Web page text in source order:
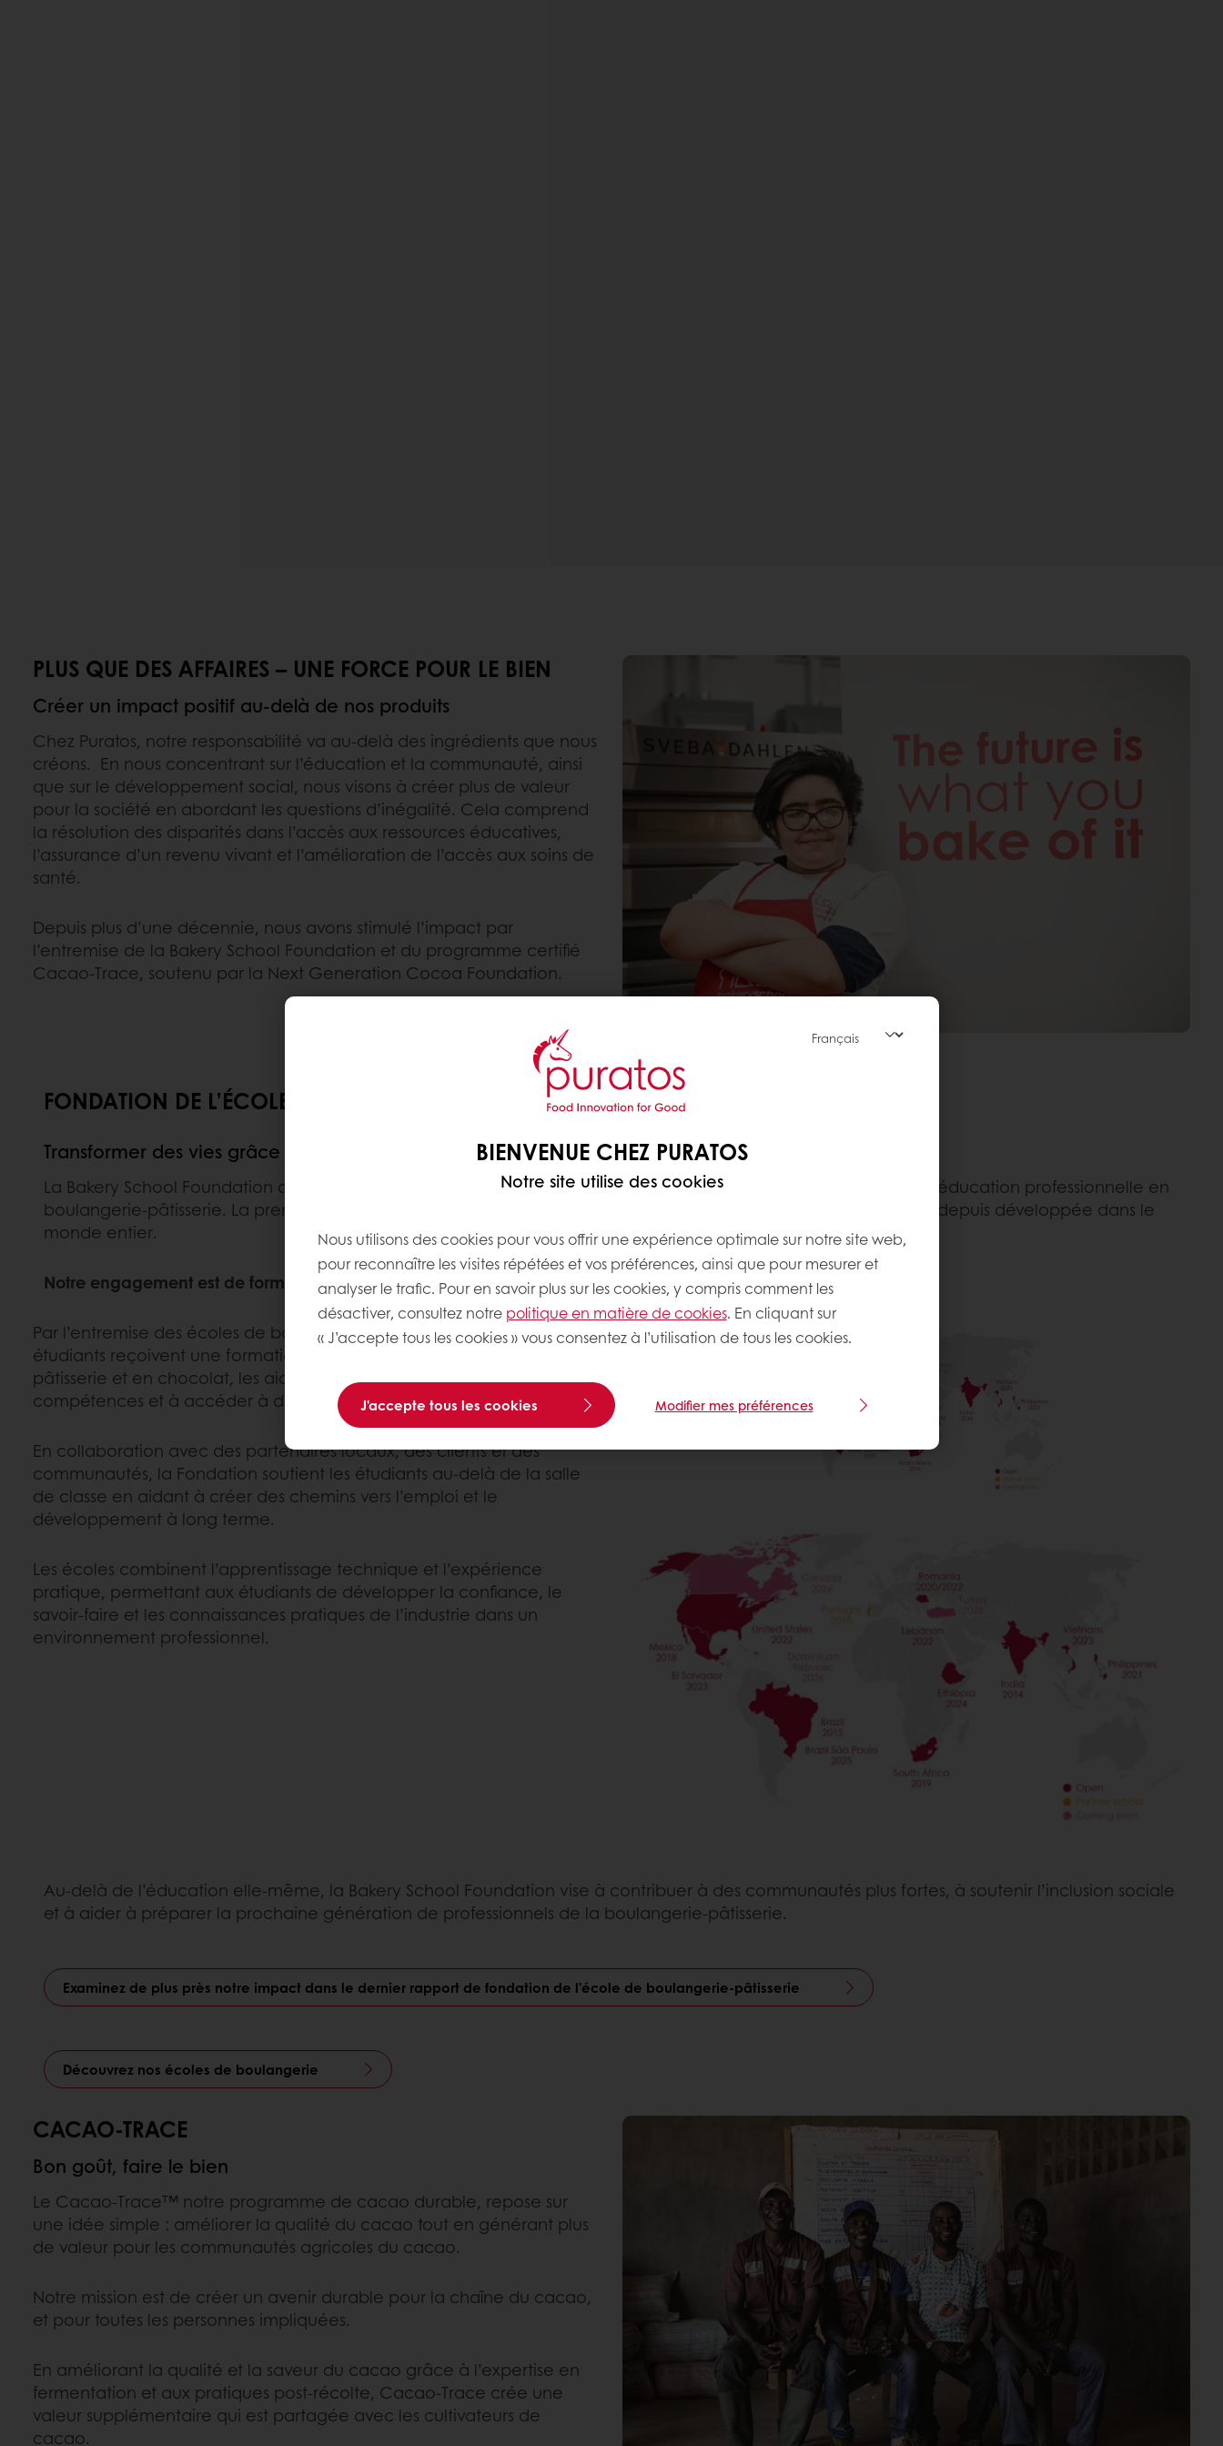
PLUS QUE DES AFFAIRES – UNE FORCE POUR LE BIEN
Créer un impact positif au-delà de nos produits
Chez Puratos, notre responsabilité va au-delà des ingrédients que nous
créons. En nous concentrant sur l’éducation et la communauté, ainsi
que sur le développement social, nous visons à créer plus de valeur
pour la société en abordant les questions d’inégalité. Cela comprend
la résolution des disparités dans l’accès aux ressources éducatives,
l’assurance d’un revenu vivant et l’amélioration de l’accès aux soins de
santé.
Depuis plus d’une décennie, nous avons stimulé l’impact par
l’entremise de la Bakery School Foundation et du programme certifié
Cacao-Trace, soutenu par la Next Generation Cocoa Foundation.
FONDATION DE L’ÉCOLE DE BOULANGERIE
Transformer des vies grâce à l’éducation
La Bakery School Foundation a été créée pour aider les jeunes de milieux défavorisés à bâtir un avenir grâce à l’éducation professionnelle en
boulangerie-pâtisserie. La première école de boulangerie a ouvert ses portes en Inde en 2014, et l’initiative s’est depuis développée dans le
monde entier.
Notre engagement est de former 1 000 étudiants chaque année d’ici 2030.
Par l’entremise des écoles de boulangerie du monde entier, les
étudiants reçoivent une formation pratique en boulangerie, en
pâtisserie et en chocolat, les aidant à développer de précieuses
compétences et à accéder à de nouvelles occasions professionnelles.
En collaboration avec des partenaires locaux, des clients et des
communautés, la Fondation soutient les étudiants au-delà de la salle
de classe en aidant à créer des chemins vers l’emploi et le
développement à long terme.
Les écoles combinent l’apprentissage technique et l’expérience
pratique, permettant aux étudiants de développer la confiance, le
savoir-faire et les connaissances pratiques de l’industrie dans un
environnement professionnel.
Au-delà de l’éducation elle-même, la Bakery School Foundation vise à contribuer à des communautés plus fortes, à soutenir l’inclusion sociale
et à aider à préparer la prochaine génération de professionnels de la boulangerie-pâtisserie.
Examinez de plus près notre impact dans le dernier rapport de fondation de l’école de boulangerie-pâtisserie
Découvrez nos écoles de boulangerie
CACAO-TRACE
Bon goût, faire le bien
Le Cacao-Trace™ notre programme de cacao durable, repose sur
une idée simple : améliorer la qualité du cacao tout en générant plus
de valeur pour les communautés agricoles du cacao.
Notre mission est de créer un avenir durable pour la chaîne du cacao,
et pour toutes les personnes impliquées.
En améliorant la qualité et la saveur du cacao grâce à l’expertise en
fermentation et aux pratiques post-récolte, Cacao-Trace crée une
valeur supplémentaire qui est partagée avec les cultivateurs de
cacao.
BIENVENUE CHEZ PURATOS
Notre site utilise des cookies
Nous utilisons des cookies pour vous offrir une expérience optimale sur notre site web,
pour reconnaître les visites répétées et vos préférences, ainsi que pour mesurer et
analyser le trafic. Pour en savoir plus sur les cookies, y compris comment les
désactiver, consultez notre politique en matière de cookies. En cliquant sur
« J’accepte tous les cookies » vous consentez à l’utilisation de tous les cookies.
J'accepte tous les cookies Modifier mes préférences